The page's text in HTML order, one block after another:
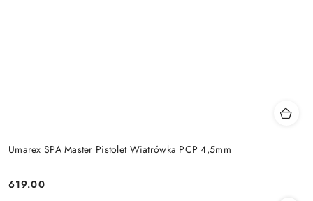
Umarex SPA Master Pistolet Wiatrówka PCP 4,5mm
Cena:
619.00